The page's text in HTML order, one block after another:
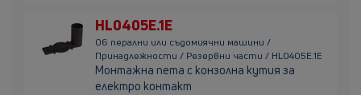
HL0405E.1E
06 перални или съдомиячни машини /
Принадлежности / Резервни части / HL0405E.1E
Монтажна пета с конзолна кутия за
електро контакт